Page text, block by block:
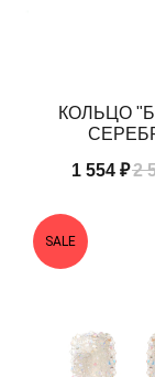
КОЛЬЦО
1 554 ₽2
SALE